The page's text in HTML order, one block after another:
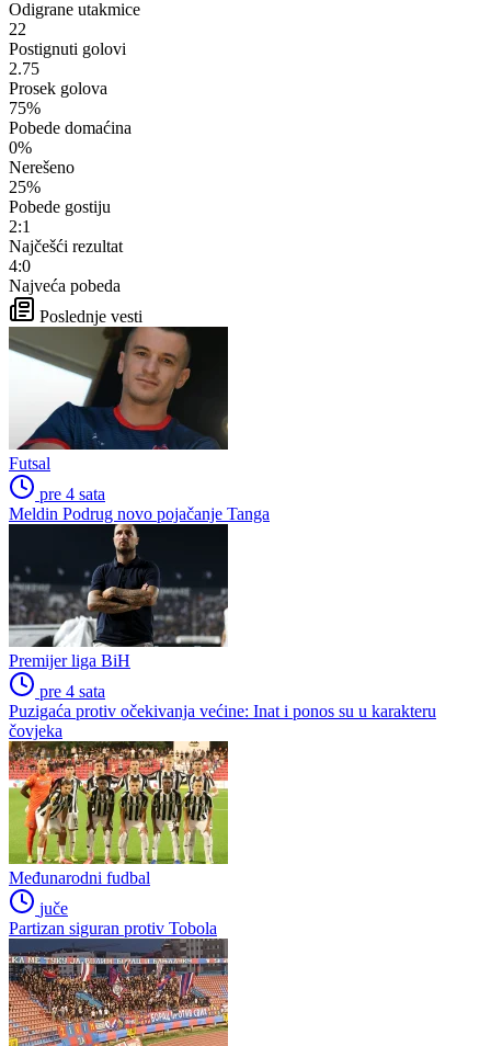
Odigrane utakmice
22
Postignuti golovi
2.75
Prosek golova
75%
Pobede domaćina
0%
Nerešeno
25%
Pobede gostiju
2:1
Najčešći rezultat
4:0
Najveća pobeda
Poslednje vesti
Futsal
pre 4 sata
Meldin Podrug novo pojačanje Tanga
Premijer liga BiH
pre 4 sata
Puzigaća protiv očekivanja većine: Inat i ponos su u karakteru
čovjeka
Međunarodni fudbal
juče
Partizan siguran protiv Tobola